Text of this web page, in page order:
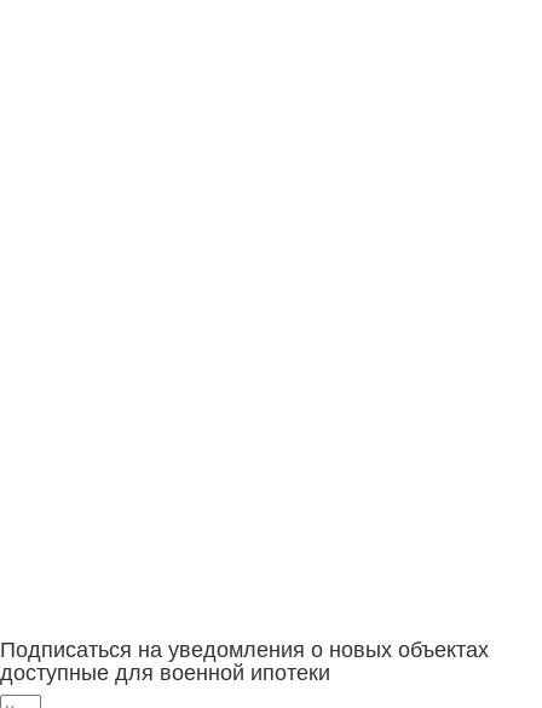
Подписаться на уведомления о новых объектах
доступные для военной ипотеки